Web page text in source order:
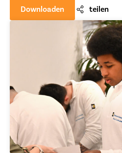
Downloaden teilen